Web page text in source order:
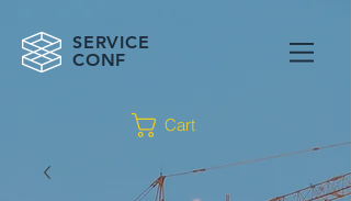
SERVICE
CONF
Cart